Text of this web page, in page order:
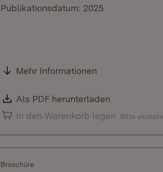
Publikationsdatum: 2025
Mehr Informationen
Download:
Als PDF herunterladen
In den Warenkorb legen
Bitte
Broschüre